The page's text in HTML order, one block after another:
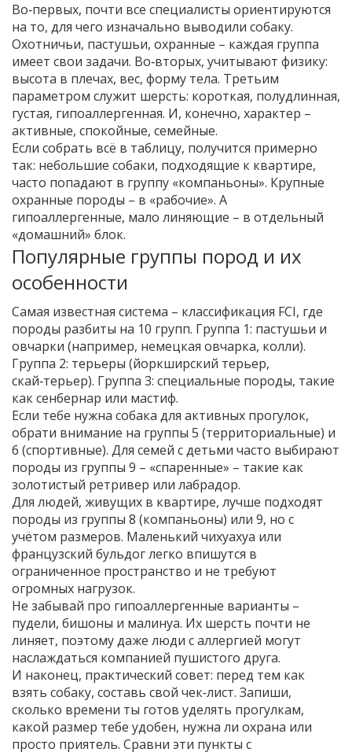
Во‑первых, почти все специалисты ориентируются
на то, для чего изначально выводили собаку.
Охотничьи, пастушьи, охранные – каждая группа
имеет свои задачи. Во‑вторых, учитывают физику:
высота в плечах, вес, форму тела. Третьим
параметром служит шерсть: короткая, полудлинная,
густая, гипоаллергенная. И, конечно, характер –
активные, спокойные, семейные.
Если собрать всё в таблицу, получится примерно
так: небольшие собаки, подходящие к квартире,
часто попадают в группу «компаньоны». Крупные
охранные породы – в «рабочие». А
гипоаллергенные, мало линяющие – в отдельный
«домашний» блок.
Популярные группы пород и их
особенности
Самая известная система – классификация FCI, где
породы разбиты на 10 групп. Группа 1: пастушьи и
овчарки (например, немецкая овчарка, колли).
Группа 2: терьеры (йоркширский терьер,
скай‑терьер). Группа 3: специальные породы, такие
как сенбернар или мастиф.
Если тебе нужна собака для активных прогулок,
обрати внимание на группы 5 (территориальные) и
6 (спортивные). Для семей с детьми часто выбирают
породы из группы 9 – «спаренные» – такие как
золотистый ретривер или лабрадор.
Для людей, живущих в квартире, лучше подходят
породы из группы 8 (компаньоны) или 9, но с
учётом размеров. Маленький чихуахуа или
французский бульдог легко впишутся в
ограниченное пространство и не требуют
огромных нагрузок.
Не забывай про гипоаллергенные варианты –
пудели, бишоны и малинуа. Их шерсть почти не
линяет, поэтому даже люди с аллергией могут
наслаждаться компанией пушистого друга.
И наконец, практический совет: перед тем как
взять собаку, составь свой чек‑лист. Запиши,
сколько времени ты готов уделять прогулкам,
какой размер тебе удобен, нужна ли охрана или
просто приятель. Сравни эти пункты с